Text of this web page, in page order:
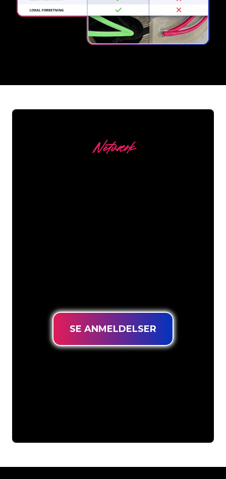
Netværk
SE ANMELDELSER